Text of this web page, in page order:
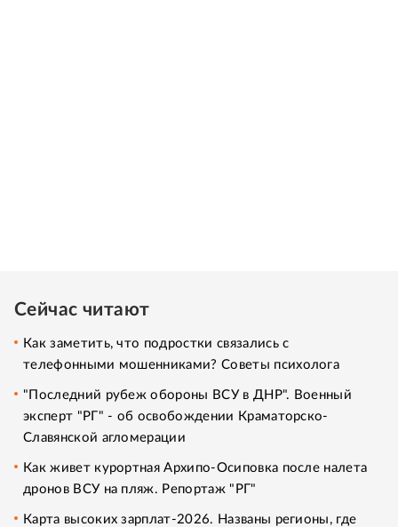
Сейчас читают
Как заметить, что подростки связались с
телефонными мошенниками? Советы психолога
"Последний рубеж обороны ВСУ в ДНР". Военный
эксперт "РГ" - об освобождении Краматорско-
Славянской агломерации
Как живет курортная Архипо-Осиповка после налета
дронов ВСУ на пляж. Репортаж "РГ"
Карта высоких зарплат-2026. Названы регионы, где